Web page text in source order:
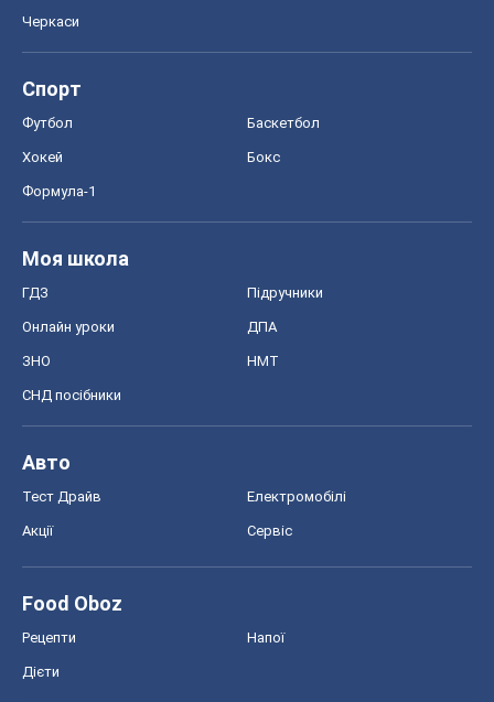
Черкаси
Спорт
Футбол Баскетбол
Хокей Бокс
Формула-1
Моя школа
ГДЗ Підручники
Онлайн уроки ДПА
ЗНО НМТ
СНД посібники
Авто
Тест Драйв Електромобілі
Акції Сервіс
Food Oboz
Рецепти Напої
Дієти